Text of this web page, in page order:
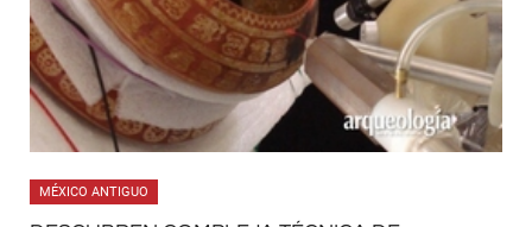
MÉXICO ANTIGUO